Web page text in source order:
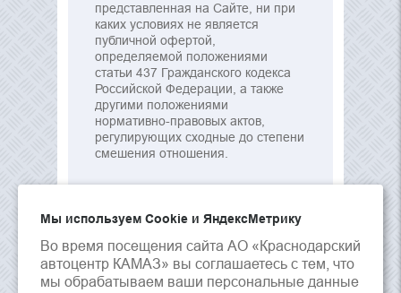
представленная на Сайте, ни при
каких условиях не является
публичной офертой,
определяемой положениями
статьи 437 Гражданского кодекса
Российской Федерации, а также
другими положениями
нормативно-правовых актов,
регулирующих сходные до степени
смешения отношения.
Мы используем Сookie и ЯндексМетрику
Во время посещения сайта АО «Краснодарский
автоцентр КАМАЗ» вы соглашаетесь с тем, что
мы обрабатываем ваши персональные данные